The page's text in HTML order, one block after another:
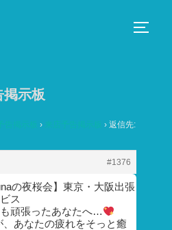
掲示板
告掲示板 › 来店予告掲示板 › 返信先:
#1376
の夜桜会】東京・大阪出張
ス
頑張ったあなたへ…
あなたの疲れをそっと癒